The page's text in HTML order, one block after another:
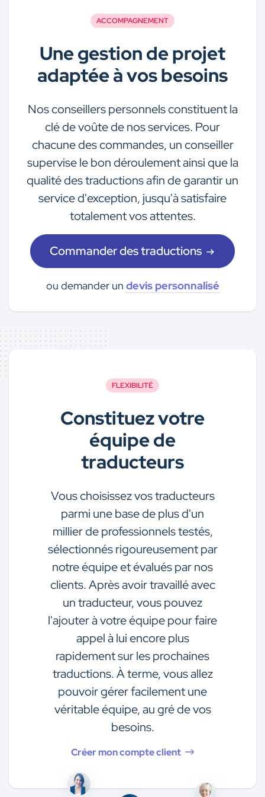
ACCOMPAGNEMENT
Une gestion de projet
adaptée à vos besoins
Nos conseillers personnels constituent la
clé de voûte de nos services. Pour
chacune des commandes, un conseiller
supervise le bon déroulement ainsi que la
qualité des traductions afin de garantir un
service d'exception, jusqu'à satisfaire
totalement vos attentes.
Commander des traductions
ou demander un devis personnalisé
FLEXIBILITÉ
Constituez votre
équipe de
traducteurs
Vous choisissez vos traducteurs
parmi une base de plus d'un
millier de professionnels testés,
sélectionnés rigoureusement par
notre équipe et évalués par nos
clients. Après avoir travaillé avec
un traducteur, vous pouvez
l'ajouter à votre équipe pour faire
appel à lui encore plus
rapidement sur les prochaines
traductions. À terme, vous allez
pouvoir gérer facilement une
véritable équipe, au gré de vos
besoins.
Créer mon compte client